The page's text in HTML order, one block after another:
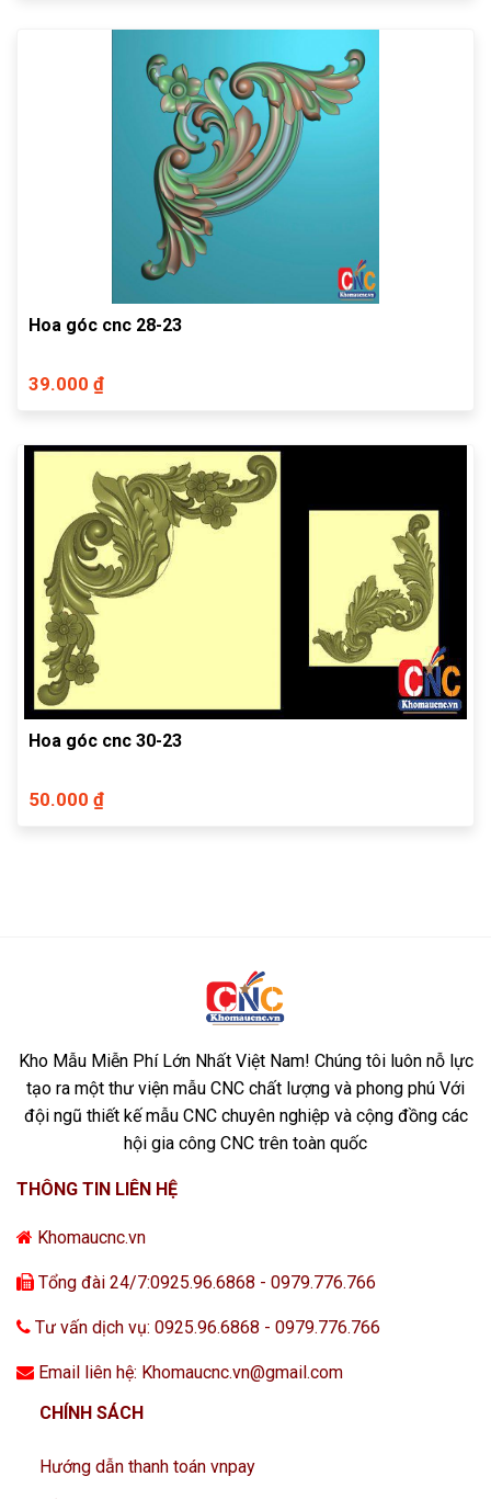
Hoa góc cnc 28-23
39.000 ₫
Hoa góc cnc 30-23
50.000 ₫
Kho Mẫu Miễn Phí Lớn Nhất Việt Nam! Chúng tôi luôn nỗ lực
tạo ra một thư viện mẫu CNC chất lượng và phong phú Với
đội ngũ thiết kế mẫu CNC chuyên nghiệp và cộng đồng các
hội gia công CNC trên toàn quốc
THÔNG TIN LIÊN HỆ
Khomaucnc.vn
Tổng đài 24/7:0925.96.6868 - 0979.776.766
Tư vấn dịch vụ: 0925.96.6868 - 0979.776.766
Email liên hệ: Khomaucnc.vn@gmail.com
CHÍNH SÁCH
Hướng dẫn thanh toán vnpay